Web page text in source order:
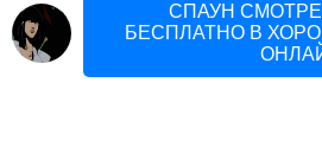
СПАУН
БЕСПЛАТНО В